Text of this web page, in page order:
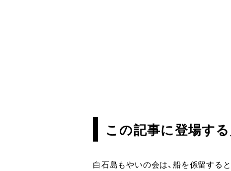
この記事に登場す
白石島もやいの会は、船を係留する